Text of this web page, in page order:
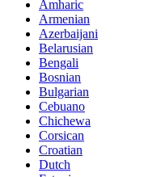
Amharic
Armenian
Azerbaijani
Belarusian
Bengali
Bosnian
Bulgarian
Cebuano
Chichewa
Corsican
Croatian
Dutch